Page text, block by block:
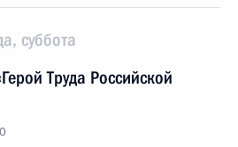
суббота
Труда Российской